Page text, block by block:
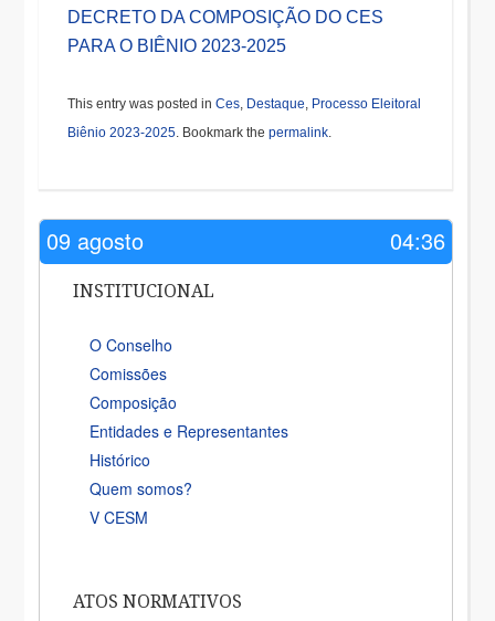
DECRETO DA COMPOSIÇÃO DO CES
PARA O BIÊNIO 2023-2025
This entry was posted inCes, Destaque, Processo Eleitoral
Biênio 2023-2025. Bookmark thepermalink.
09 agosto 04:36
INSTITUCIONAL
O Conselho
Comissões
Composição
Entidades e Representantes
Histórico
Quem somos?
V CESM
ATOS NORMATIVOS